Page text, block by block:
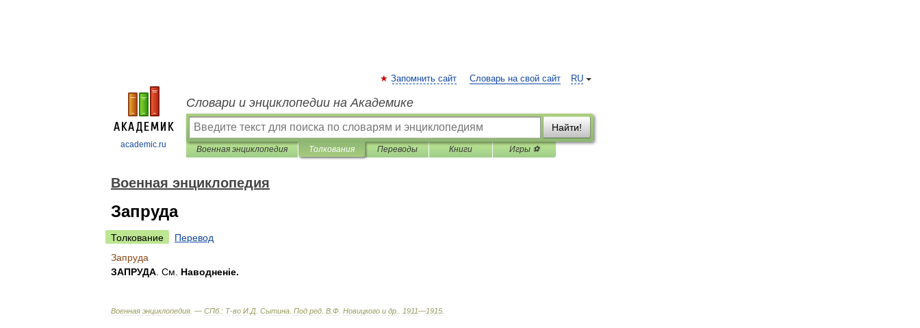
academic.ru
RU
Запомнить сайт Словарь на свой сайт
Словари и энциклопедии на Академике
Найти!
Военная энциклопедия Толкования Переводы Книги Игры ⚽
Военная энциклопедия
Запруда
Толкование
Перевод
Запруда
ЗАПРУДА См Наводненіе.
Военная энциклопедия . — СПб. : Т-во И Д Сытина Под ред В Ф Новицкого и др 1911—1915